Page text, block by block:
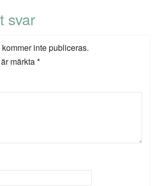
svar
inte publiceras.
märkta*